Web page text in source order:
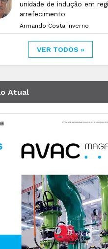
unidade de indução em
arrefecimento
Armando Costa Inverno
VER TODOS »
Atual